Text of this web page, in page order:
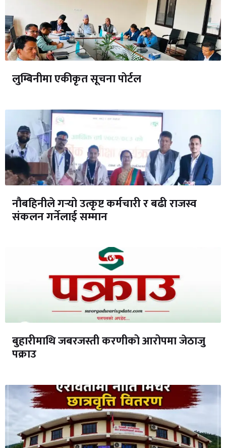
लुम्बिनीमा एकीकृत सूचना पोर्टल
नौबहिनीले गर्‍यो उत्कृष्ट कर्मचारी र बढी राजस्व
संकलन गर्नेलाई सम्मान
बुहारीमाथि जबरजस्ती करणीको आरोपमा जेठाजु
पक्राउ